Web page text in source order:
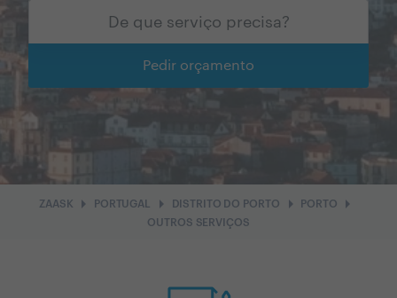
Pedir orçamento
ZAASK arrow_right PORTUGAL arrow_right DISTRITO DO PORTO arrow_right PORTO arrow_right
OUTROS SERVIÇOS